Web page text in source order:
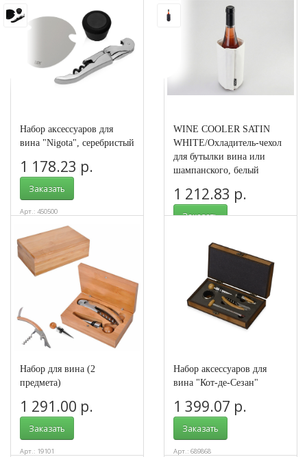
Набор аксессуаров для
вина "Nigota", серебристый
1 178.23 р.
Заказать
Арт.: 450500
WINE COOLER SATIN
WHITE/Охладитель-чехол
для бутылки вина или
шампанского, белый
1 212.83 р.
Заказать
Набор для вина (2
предмета)
1 291.00 р.
Заказать
Арт.: 19101
Набор аксессуаров для
вина "Кот-де-Сезан"
1 399.07 р.
Заказать
Арт.: 689868